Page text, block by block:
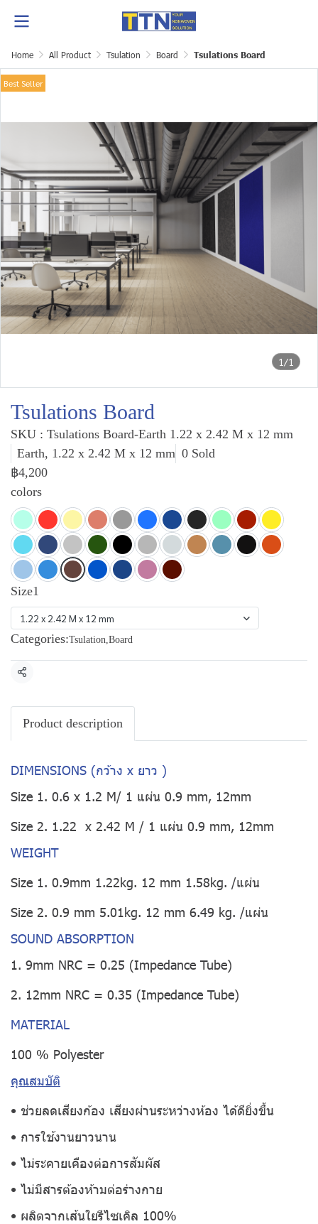
Home All Product Tsulation Board Tsulations Board
1/1
Best Seller
Tsulations Board
SKU : Tsulations Board-Earth 1.22 x 2.42 M x 12 mm
Earth, 1.22 x 2.42 M x 12 mm 0 Sold
฿4,200
colors
Size1
1.22 x 2.42 M x 12 mm
Categories:Tsulation,Board
Share
Product description
DIMENSIONS (กว้าง x ยาว )
Size 1. 0.6 x 1.2 M/ 1 แผ่น 0.9 mm, 12mm
Size 2. 1.22 x 2.42 M / 1 แผ่น 0.9 mm, 12mm
WEIGHT
Size 1. 0.9mm 1.22kg. 12 mm 1.58kg. /แผ่น
Size 2. 0.9 mm 5.01kg. 12 mm 6.49 kg. /แผ่น
SOUND ABSORPTION
1. 9mm NRC = 0.25 (Impedance Tube)
2. 12mm NRC = 0.35 (Impedance Tube)
MATERIAL
100 % Polyester
คุณสมบัติ
• ช่วยลดเสียงก้อง เสียงผ่านระหว่างห้อง ได้ดียิ่งขึ้น
• การใช้งานยาวนาน
• ไม่ระคายเคืองต่อการสัมผัส
• ไม่มีสารต้องห้ามต่อร่างกาย
• ผลิตจากเส้นใยรีไซเคิล 100%